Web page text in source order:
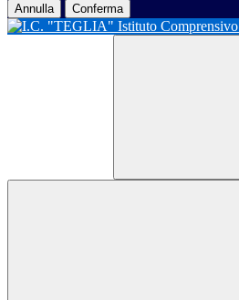
Annulla Conferma
Istituto Comprensivo